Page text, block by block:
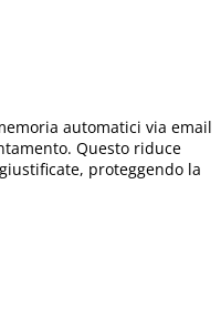
automatici via email
Questo riduce
proteggendo la